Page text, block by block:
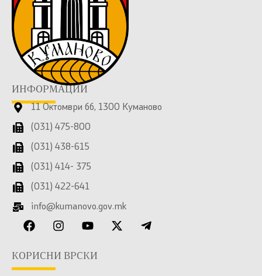
ИНФОРМАЦИИ
11 Октомври бб, 1300 Куманово
(031) 475-800
(031) 438-615
(031) 414- 375
(031) 422-641
info@kumanovo.gov.mk
КОРИСНИ ВРСКИ